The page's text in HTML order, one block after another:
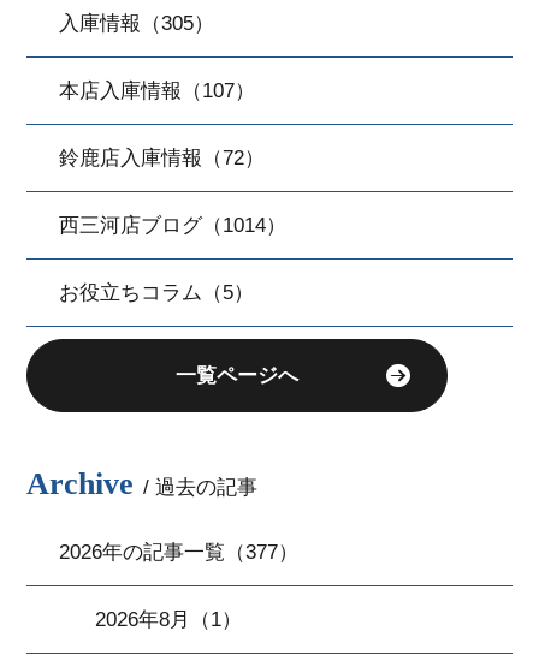
入庫情報（305）
本店入庫情報（107）
鈴鹿店入庫情報（72）
西三河店ブログ（1014）
お役立ちコラム（5）
一覧ページへ
Archive / 過去の記事
2026年の記事一覧（377）
2026年8月（1）